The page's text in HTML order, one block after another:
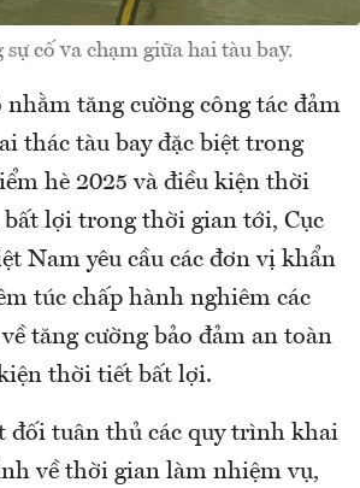
cố va chạm giữa hai tàu bay.
nhằm tăng cường công tác đảm
thác tàu bay đặc biệt trong
hè 2025 và điều kiện thời
lợi trong thời gian tới, Cục
Nam yêu cầu các đơn vị khẩn
túc chấp hành nghiêm các
tăng cường bảo đảm an toàn
thời tiết bất lợi.
đối tuân thủ các quy trình khai
về thời gian làm nhiệm vụ,